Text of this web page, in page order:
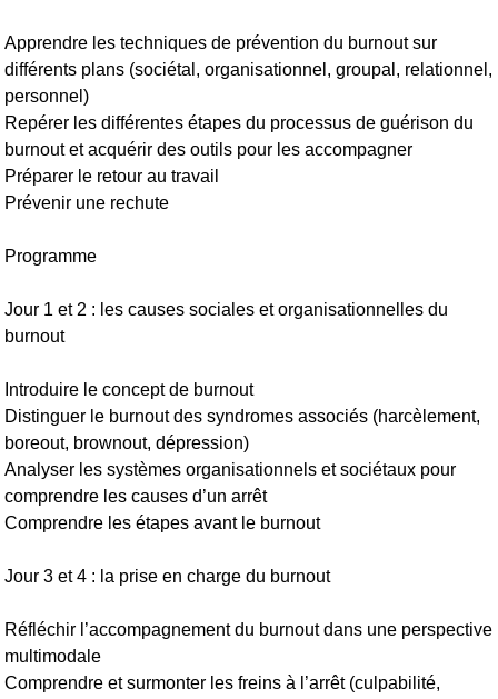
Apprendre les techniques de prévention du burnout sur
différents plans (sociétal, organisationnel, groupal, relationnel,
personnel)
Repérer les différentes étapes du processus de guérison du
burnout et acquérir des outils pour les accompagner
Préparer le retour au travail
Prévenir une rechute
Programme
Jour 1 et 2 : les causes sociales et organisationnelles du
burnout
Introduire le concept de burnout
Distinguer le burnout des syndromes associés (harcèlement,
boreout, brownout, dépression)
Analyser les systèmes organisationnels et sociétaux pour
comprendre les causes d’un arrêt
Comprendre les étapes avant le burnout
Jour 3 et 4 : la prise en charge du burnout
Réfléchir l’accompagnement du burnout dans une perspective
multimodale
Comprendre et surmonter les freins à l’arrêt (culpabilité,